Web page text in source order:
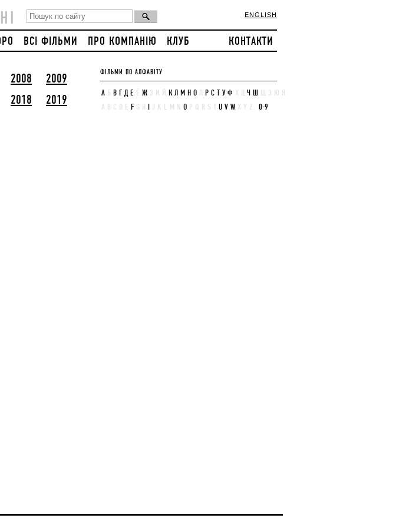
ENGLISH
ВСІ ФІЛЬМИ ПРО КОМПАНІЮ КЛУБ КОНТАКТИ
2008
2009
2018
2019
ФІЛЬМИ ПО АЛФАВІТУ
А Б В Г Д Е Ё Ж З И Й К Л М Н О П Р С Т У Ф Х Ц Ч Ш Щ Э Ю Я
A B C D E F G H J K L M N O P Q R S T U V W X Y Z 0-9